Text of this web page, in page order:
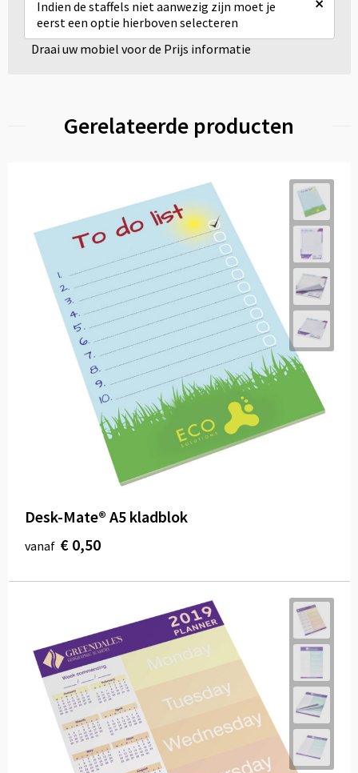
Indien de staffels niet aanwezig zijn moet je
eerst een optie hierboven selecteren
Draai uw mobiel voor de Prijs informatie
Gerelateerde producten
Desk-Mate® A5 kladblok
vanaf € 0,50